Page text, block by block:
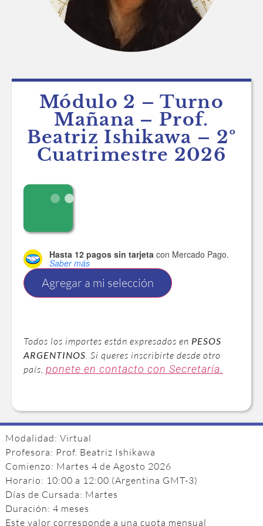
Módulo 2 – Turno
Mañana – Prof.
Beatriz Ishikawa – 2º
Cuatrimestre 2026
Hasta 12 pagos sin tarjeta con Mercado Pago.
Saber más
Agregar a mi selección
Todos los importes están expresados en PESOS
ARGENTINOS. Si queres inscribirte desde otro
país, ponete en contacto con Secretaría.
Modalidad: Virtual
Profesora: Prof. Beatriz Ishikawa
Comienzo: Martes 4 de Agosto 2026
Horario: 10:00 a 12:00 (Argentina GMT-3)
Días de Cursada: Martes
Duración: 4 meses
Este valor corresponde a una cuota mensual